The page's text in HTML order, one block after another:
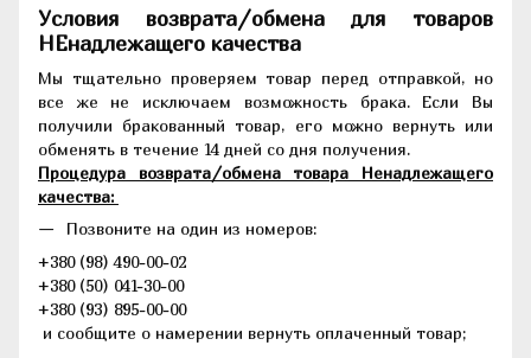
Условия возврата/обмена для товаров
НЕнадлежащего качества
Мы тщательно проверяем товар перед отправкой, но
все же не исключаем возможность брака. Если Вы
получили бракованный товар, его можно вернуть или
обменять в течение 14 дней со дня получения.
Процедура возврата/обмена товара Ненадлежащего
качества:
Позвоните на один из номеров:
+380 (98) 490-00-02
+380 (50) 041-30-00
+380 (93) 895-00-00
и сообщите о намерении вернуть оплаченный товар;